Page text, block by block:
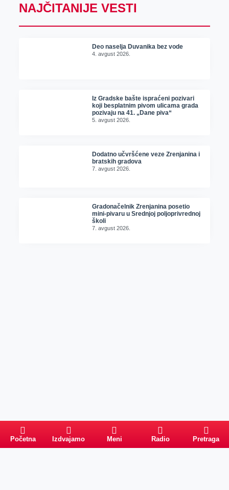
NAJČITANIJE VESTI
Deo naselja Duvanika bez vode
4. avgust 2026.
Iz Gradske bašte ispraćeni pozivari
koji besplatnim pivom ulicama grada
pozivaju na 41. „Dane piva“
5. avgust 2026.
Dodatno učvršćene veze Zrenjanina i
bratskih gradova
7. avgust 2026.
Gradonačelnik Zrenjanina posetio
mini-pivaru u Srednjoj poljoprivrednoj
školi
7. avgust 2026.
Početna Izdvajamo Meni Radio Pretraga